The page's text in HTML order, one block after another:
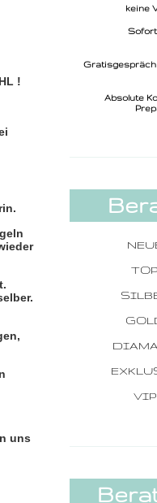
!
uns
keine
Gratisgespräch
Absolute
VIP